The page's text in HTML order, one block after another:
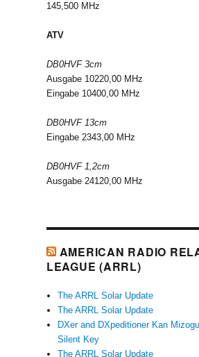
145,500 MHz
ATV
DB0HVF 3cm
Ausgabe 10220,00 MHz
Eingabe 10400,00 MHz
DB0HVF 13cm
Eingabe 2343,00 MHz
DB0HVF 1,2cm
Ausgabe 24120,00 MHz
AMERICAN RADIO
LEAGUE (ARRL)
The ARRL Solar Update
The ARRL Solar Update
DXer and DXpeditioner Kan
Silent Key
The ARRL Solar Update